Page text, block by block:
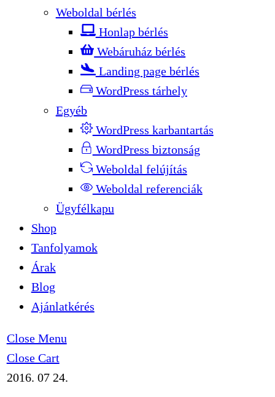
Weboldal bérlés
Honlap bérlés
Webáruház bérlés
Landing page bérlés
WordPress tárhely
Egyéb
WordPress karbantartás
WordPress biztonság
Weboldal felújítás
Weboldal referenciák
Ügyfélkapu
Shop
Tanfolyamok
Árak
Blog
Ajánlatkérés
Close Menu
Close Cart
2016. 07 24.